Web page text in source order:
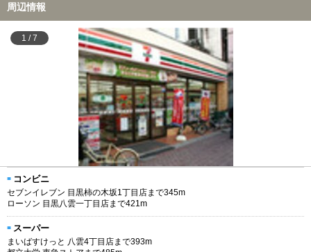
周辺情報
1 /7
コンビニ
セブンイレブン 目黒柿の木坂1丁目店まで345m
ローソン 目黒八雲一丁目店まで421m
スーパー
まいばすけっと 八雲4丁目店まで393m